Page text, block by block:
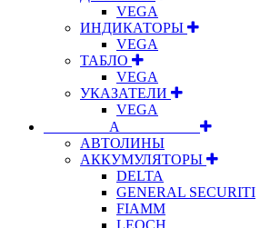
VEGA
ИНДИКАТОРЫ
VEGA
ТАБЛО
VEGA
УКАЗАТЕЛИ
VEGA
⠀⠀⠀⠀⠀⠀А⠀⠀⠀⠀⠀⠀⠀
АВТОЛИНЫ
АККУМУЛЯТОРЫ
DELTA
GENERAL SECURITI
FIAMM
LEOCH